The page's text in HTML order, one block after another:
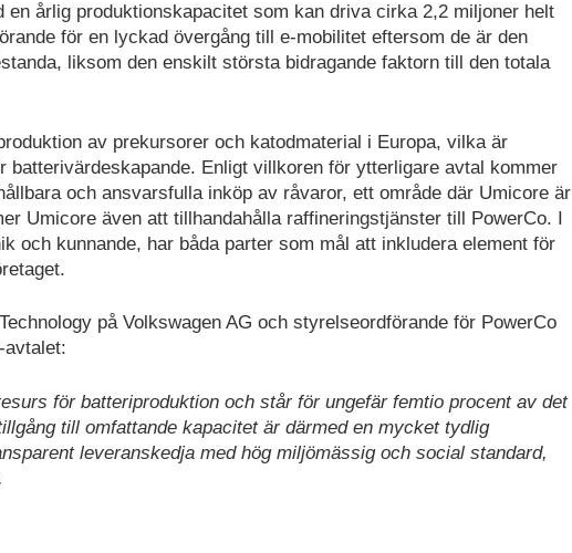
årlig produktionskapacitet som kan driva cirka 2,2 miljoner helt
för en lyckad övergång till e-mobilitet eftersom de är den
liksom den enskilt största bidragande faktorn till den totala
av prekursorer och katodmaterial i Europa, vilka är
Enligt villkoren för ytterligare avtal kommer
och ansvarsfulla inköp av råvaror, ett område där Umicore är
Umicore även att tillhandahålla raffineringstjänster till PowerCo. I
och kunnande, har båda parter som mål att inkludera element för
på Volkswagen AG och styrelseordförande för PowerCo
avtalet:
för batteriproduktion och står för ungefär femtio procent av det
till omfattande kapacitet är därmed en mycket tydlig
leveranskedja med hög miljömässig och social standard,